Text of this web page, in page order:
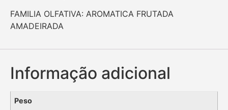
FAMILIA OLFATIVA: AROMATICA FRUTADA
AMADEIRADA
Informação adicional
Peso